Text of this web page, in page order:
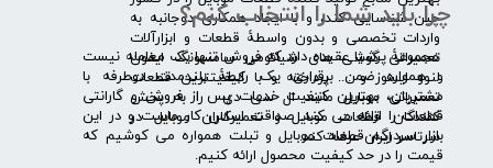
چین شناسایی کند، و با ایجاد همکاری دوجانبه به
واردات تخصصی و بدون واسطۀ قطعات و ابزارآلات
تعمیراتی گوشی های شیائومی سامسونگ ایفون
لنوو ایسوز و .... پرداخته و با کیفیت­ترین قطعات
تعمیراتی موبایل مانند ال سی دی را به پخش
کنندگان قطعات موبایل و تعمیرکاران موبایل در
سرتاسر ایران عرضه کند.
چرا باید شما را انتخاب کنم؟
​​ ​مجموعۀ پرشیا عقیده دارد که فروش تنها یک معامله نیست
و همواره ضمن برقراری یک رابطۀ بلندمدت دوطرفه با
مشتریان، بهترین کیفیت خدمات پس از فروش و گارانتی
قطعات را ارائه می­ کند. صداقت اساس کار ماست و در این
بازار سردرگم قطعات موبایل و تبلت همواره می کوشیم که
قیمت را در حد کیفیت محصول ارائه کنیم.